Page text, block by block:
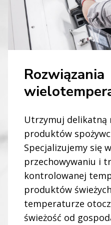
Rozwiązania
Utrzymuj delikatną
produktów
Specjalizujemy się
przechowywaniu i
kontrolowanej
produktów
temperaturze
świeżość od